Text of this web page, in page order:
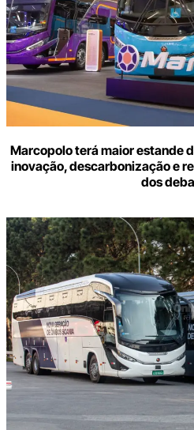
Marcopolo terá maior estande
inovação, descarbonização e
dos